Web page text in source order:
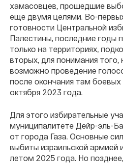
хамасовцев, прошедшие
еще двумя целями. Во-
готовности Центральной
Палестины, последние годы
только на территориях,
вторых, для понимания того,
возможно проведение
после окончания там
октября 2023 года.
Для этого избирательные
муниципалитете Дейр-эль-
от города Газа. Основные
выбиты израильской армией
летом 2025 года. Но